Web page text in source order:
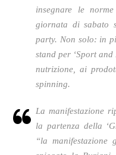
insegnare le
giornata di sabato
party. Non solo: in
stand per ‘Sport
nutrizione, ai
spinning.
La manifestazione
la partenza della
“la manifestazione